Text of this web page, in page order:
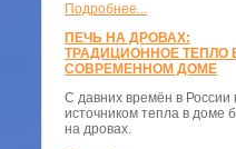
Подробнее...
ПЕЧЬ НА ДРОВАХ:
ТРАДИЦИОННОЕ ТЕПЛО
СОВРЕМЕННОМ ДОМЕ
С давних времён в России
источником тепла в доме
на дровах.